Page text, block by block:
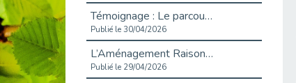
Témoignage : Le parcours de Marc, 44 ans
Publié le 30/04/2026
L’Aménagement Raisonnable : Un Levier pour l’Équité
Publié le 29/04/2026